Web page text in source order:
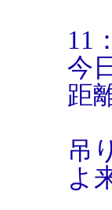
11
今
距
吊
よ